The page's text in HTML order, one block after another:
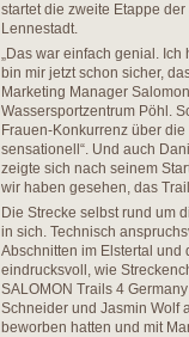
startet die zweite Etappe
Lennestadt.
„Das war einfach genial.
bin mir jetzt schon sicher,
Marketing Manager
Wassersportzentrum Pöhl.
Frauen-Konkurrenz über
sensationell“. Und auch
zeigte sich nach seinem
wir haben gesehen, das
Die Strecke selbst rund um
in sich. Technisch
Abschnitten im Elstertal
eindrucksvoll, wie
SALOMON Trails 4
Schneider und Jasmin Wolf
beworben hatten und mit